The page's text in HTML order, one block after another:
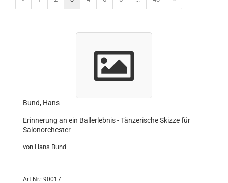
Bund, Hans
Erinnerung an ein Ballerlebnis - Tänzerische Skizze für
Salonorchester
von Hans Bund
Art.Nr.: 90017